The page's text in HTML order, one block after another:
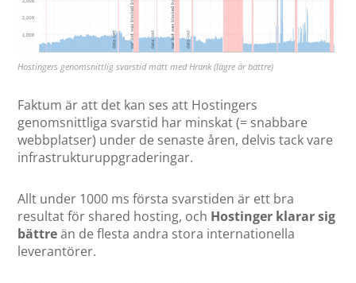
Hostingers genomsnittlig svarstid mätt med Hrank (lägre är bättre)
Faktum är att det kan ses att Hostingers
genomsnittliga svarstid har minskat (= snabbare
webbplatser) under de senaste åren, delvis tack vare
infrastrukturuppgraderingar.
Allt under 1000 ms första svarstiden är ett bra
resultat för shared hosting, och Hostinger klarar sig
bättreän de flesta andra stora internationella
leverantörer.